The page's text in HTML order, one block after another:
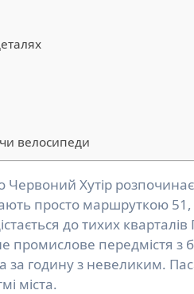
велосипеди
просто маршруткою
до тихих кварталів
промислове передмістя з
за годину з невеликим.
міста.